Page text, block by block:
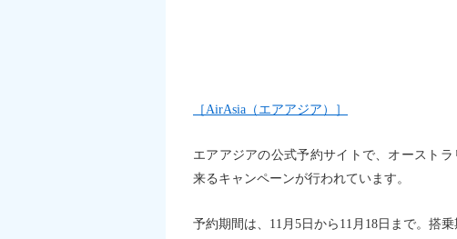
［AirAsia（エアアジア）］
エアアジアの公式予約サイトで、オースト
来るキャンペーンが行われています。
予約期間は、11月5日から11月18日まで。搭